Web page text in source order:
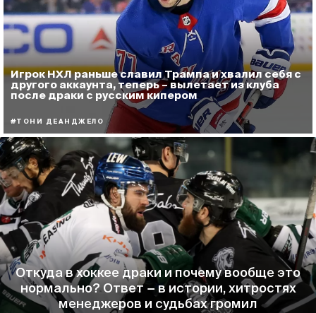
Игрок НХЛ раньше славил Трампа и хвалил себя с
другого аккаунта, теперь – вылетает из клуба
после драки с русским кипером
#ТОНИ ДЕАНДЖЕЛО
Откуда в хоккее драки и почему вообще это
нормально? Ответ − в истории, хитростях
менеджеров и судьбах громил